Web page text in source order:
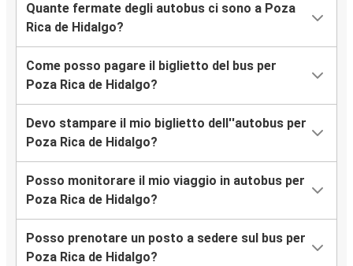
Quante fermate degli autobus ci sono a Poza
Rica de Hidalgo?
Come posso pagare il biglietto del bus per
Poza Rica de Hidalgo?
Devo stampare il mio biglietto dell''autobus per
Poza Rica de Hidalgo?
Posso monitorare il mio viaggio in autobus per
Poza Rica de Hidalgo?
Posso prenotare un posto a sedere sul bus per
Poza Rica de Hidalgo?